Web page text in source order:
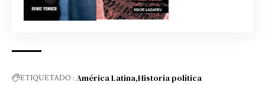
ETIQUETADO :América Latina Historia política